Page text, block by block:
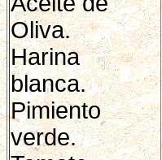
Oliva.
Harina
blanca.
Pimiento
verde.